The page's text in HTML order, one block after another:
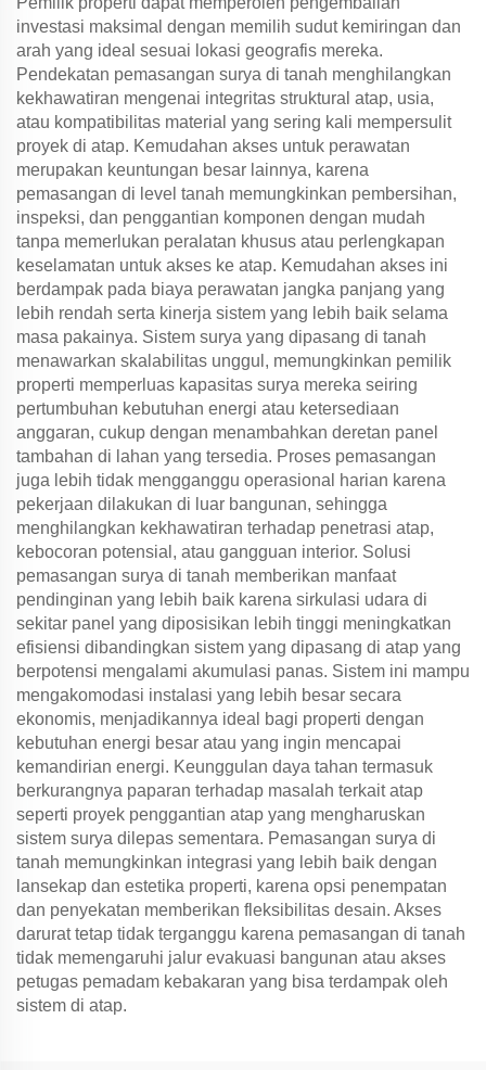
investasi maksimal dengan memilih sudut kemiringan dan
arah yang ideal sesuai lokasi geografis mereka.
Pendekatan pemasangan surya di tanah menghilangkan
kekhawatiran mengenai integritas struktural atap, usia,
atau kompatibilitas material yang sering kali mempersulit
proyek di atap. Kemudahan akses untuk perawatan
merupakan keuntungan besar lainnya, karena
pemasangan di level tanah memungkinkan pembersihan,
inspeksi, dan penggantian komponen dengan mudah
tanpa memerlukan peralatan khusus atau perlengkapan
keselamatan untuk akses ke atap. Kemudahan akses ini
berdampak pada biaya perawatan jangka panjang yang
lebih rendah serta kinerja sistem yang lebih baik selama
masa pakainya. Sistem surya yang dipasang di tanah
menawarkan skalabilitas unggul, memungkinkan pemilik
properti memperluas kapasitas surya mereka seiring
pertumbuhan kebutuhan energi atau ketersediaan
anggaran, cukup dengan menambahkan deretan panel
tambahan di lahan yang tersedia. Proses pemasangan
juga lebih tidak mengganggu operasional harian karena
pekerjaan dilakukan di luar bangunan, sehingga
menghilangkan kekhawatiran terhadap penetrasi atap,
kebocoran potensial, atau gangguan interior. Solusi
pemasangan surya di tanah memberikan manfaat
pendinginan yang lebih baik karena sirkulasi udara di
sekitar panel yang diposisikan lebih tinggi meningkatkan
efisiensi dibandingkan sistem yang dipasang di atap yang
berpotensi mengalami akumulasi panas. Sistem ini mampu
mengakomodasi instalasi yang lebih besar secara
ekonomis, menjadikannya ideal bagi properti dengan
kebutuhan energi besar atau yang ingin mencapai
kemandirian energi. Keunggulan daya tahan termasuk
berkurangnya paparan terhadap masalah terkait atap
seperti proyek penggantian atap yang mengharuskan
sistem surya dilepas sementara. Pemasangan surya di
tanah memungkinkan integrasi yang lebih baik dengan
lansekap dan estetika properti, karena opsi penempatan
dan penyekatan memberikan fleksibilitas desain. Akses
darurat tetap tidak terganggu karena pemasangan di tanah
tidak memengaruhi jalur evakuasi bangunan atau akses
petugas pemadam kebakaran yang bisa terdampak oleh
sistem di atap.